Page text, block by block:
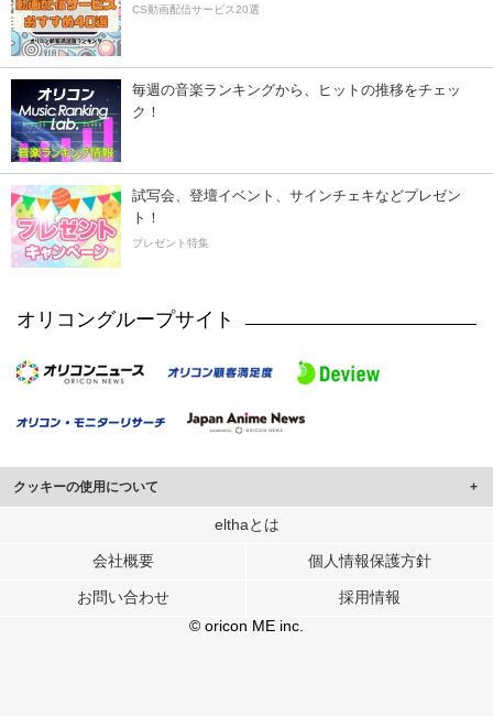
CS動画配信サービス20選
毎週の音楽ランキングから、ヒットの推移をチェッ
ク！
試写会、登壇イベント、サインチェキなどプレゼン
ト！
プレゼント特集
オリコングループサイト
クッキーの使用について
このサイトでは Cookie を使用して、ユーザーに合わせたコンテンツや広告の
行っています。
メディアや広告配信、データ解析の各パートナーに提供しています。
各パートナーは、この情報とユーザーが各パートナーに提供した他の情報や、
ユーザーが各パートナーのサービスを使用したときに収集した他の情報を組み
elthaとは
会社概要 個人情報保護方針
お問い合わせ
採用情報
© oricon ME inc.